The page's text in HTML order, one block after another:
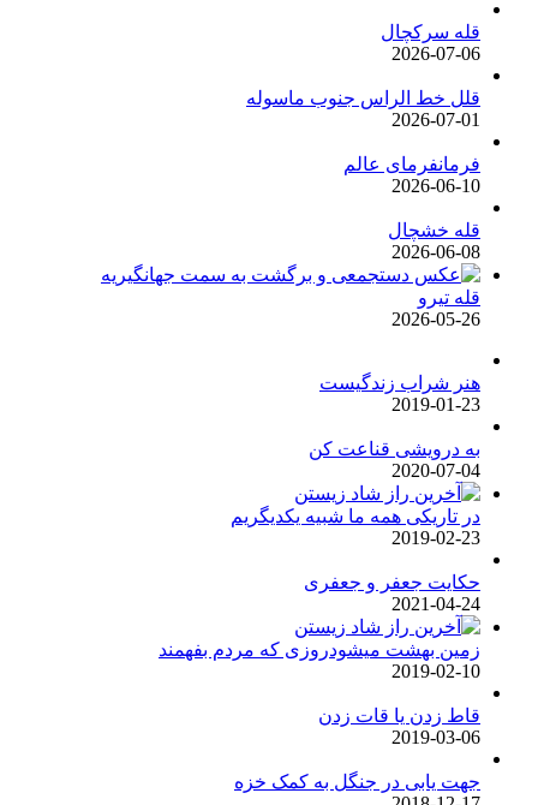
قله سرکچال
2026-07-06
قلل خط الراس جنوب ماسوله
2026-07-01
فرمانفرمای عالم
2026-06-10
قله خشچال
2026-06-08
قله تیرو
2026-05-26
هنر شراب زندگیست
2019-01-23
به درویشی قناعت کن
2020-07-04
در تاریکی همه ما شبیه یکدیگریم
2019-02-23
حکایت جعفر و جعفری
2021-04-24
زمین بهشت میشودروزی که مردم بفهمند
2019-02-10
قاط زدن یا قات زدن
2019-03-06
جهت یابی در جنگل به کمک خزه